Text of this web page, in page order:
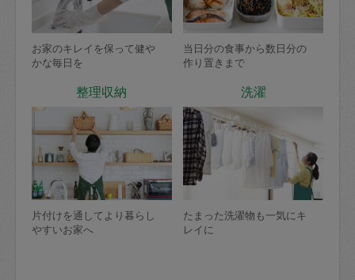
お家のキレイを保って健や
かな毎日を
当日分の食事から数日分の
作り置きまで
整理収納
片付けを通してより暮らし
やすいお家へ
洗濯
たまった洗濯物も一気にキ
レイに